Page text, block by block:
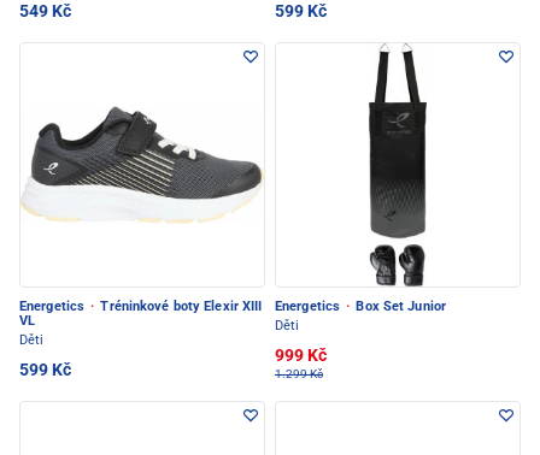
549 Kč 599 Kč
Energetics · Tréninkové boty Elexir XIII
VL
Děti
599 Kč
Energetics · Box Set Junior
Děti
999 Kč
1.299 Kč